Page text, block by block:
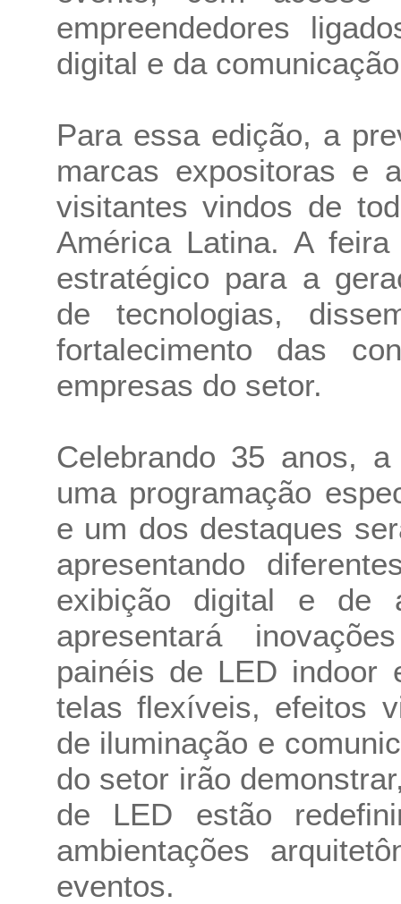
empreendedores
digital e da
Para essa edição, a
marcas expositoras e
visitantes vindos de
América Latina. A
estratégico para a
de tecnologias,
fortalecimento das
empresas do setor.
Celebrando 35 anos,
uma programação
e um dos destaques
apresentando
exibição digital e de
apresentará
painéis de LED indoor
telas flexíveis, efeitos
de iluminação e
do setor irão
de LED estão
ambientações
eventos.